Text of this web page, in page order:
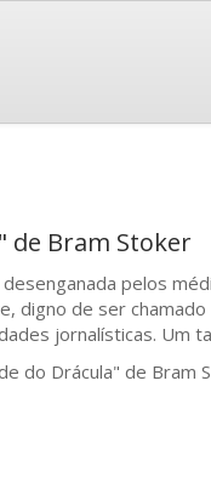
de Bram Stoker
pelos
digno de ser chamado
jornalísticas. Um
do Drácula" de Bram